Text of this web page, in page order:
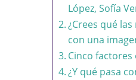
López, Sofía
¿Crees qué
con una
Cinco
¿Y qué pasa